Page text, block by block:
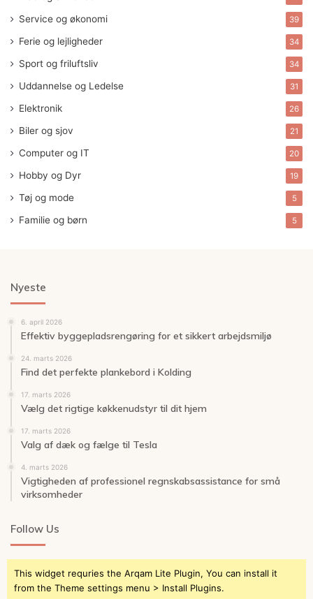
Service og økonomi 39
Ferie og lejligheder 34
Sport og friluftsliv 34
Uddannelse og Ledelse 31
Elektronik 26
Biler og sjov 21
Computer og IT 20
Hobby og Dyr 19
Tøj og mode 5
Familie og børn 5
Nyeste
6. april 2026
Effektiv byggepladsrengøring for et sikkert arbejdsmiljø
24. marts 2026
Find det perfekte plankebord i Kolding
17. marts 2026
Vælg det rigtige køkkenudstyr til dit hjem
17. marts 2026
Valg af dæk og fælge til Tesla
4. marts 2026
Vigtigheden af professionel regnskabsassistance for små
virksomheder
Follow Us
This widget requries the Arqam Lite Plugin, You can install it
from the Theme settings menu > Install Plugins.